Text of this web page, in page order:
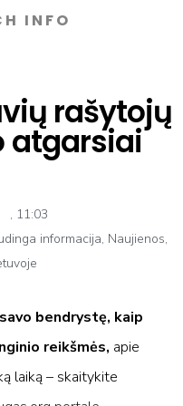
INFO
rašytojų
atgarsiai
, 11:03
informacija, Naujienos,
bendrystę, kaip
reikšmės, apie
laiką – skaitykite